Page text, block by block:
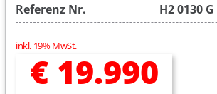
Referenz Nr.
H2 0130 G
inkl. 19% MwSt.
€ 19.990